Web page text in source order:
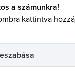
a számunkra!
kattintva